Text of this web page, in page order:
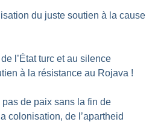
du juste soutien à la cause
l’État turc et au silence
à la résistance au Rojava !
de paix sans la fin de
colonisation, de l’apartheid